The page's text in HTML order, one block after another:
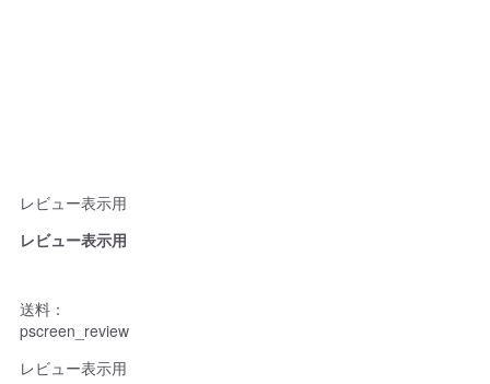
レビュー表示用
レビュー表示用
送料：
pscreen_review
レビュー表示用